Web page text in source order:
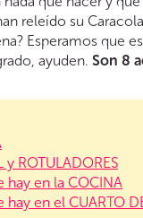
releído su
Esperamos que
ayuden. Son 8
ROTULADORES
hay en la COCINA
en el CUARTO